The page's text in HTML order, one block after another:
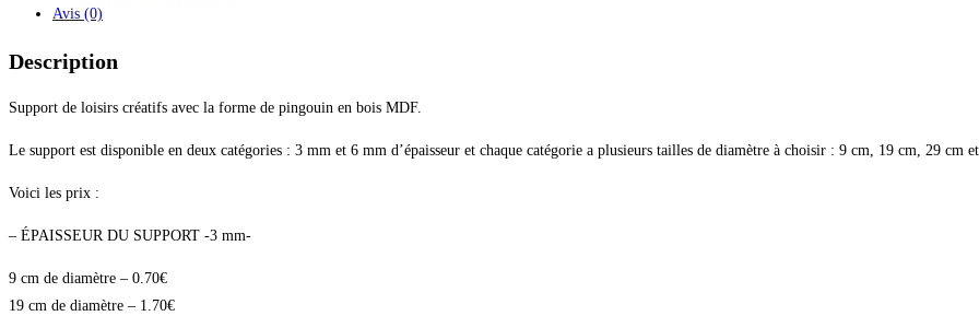
Avis (0)
Description
Support de loisirs créatifs avec la forme de pingouin en bois MDF.
Le support est disponible en deux catégories : 3 mm et 6 mm d’épaisseur et chaque catégorie a plusieurs tailles de diamètre à choisir : 9 cm, 19 cm, 29 cm
Voici les prix :
– ÉPAISSEUR DU SUPPORT -3 mm-
9 cm de diamètre – 0.70€
19 cm de diamètre – 1.70€